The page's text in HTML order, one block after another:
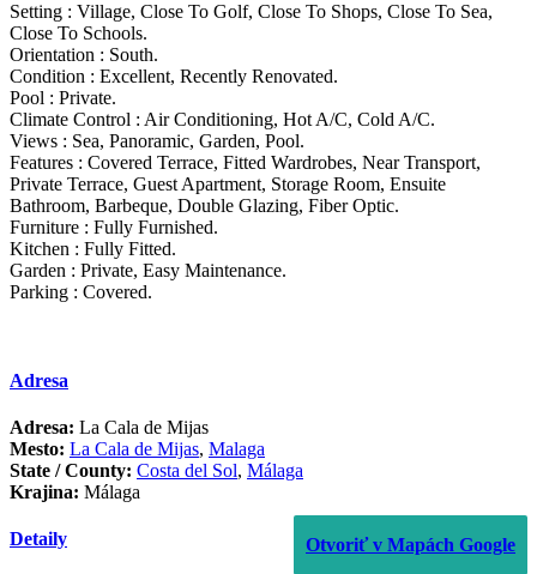
Setting : Village, Close To Golf, Close To Shops, Close To Sea,
Close To Schools.
Orientation : South.
Condition : Excellent, Recently Renovated.
Pool : Private.
Climate Control : Air Conditioning, Hot A/C, Cold A/C.
Views : Sea, Panoramic, Garden, Pool.
Features : Covered Terrace, ‌Fitted ‌Wardrobes, ‌Near ‌Transport,
‌Private Terrace, ‌Guest ‌Apartment, Storage ‌Room, Ensuite
‌Bathroom, Barbeque, Double ‌Glazing, ‌Fiber ‌Optic.
Furniture : Fully ‌Furnished.
Kitchen ‌: Fully Fitted.
Garden ‌: ‌Private, ‌Easy ‌Maintenance.
Parking ‌: ‌Covered.
Adresa
Adresa: La Cala de Mijas
Mesto: La Cala de Mijas, Malaga
State / County: Costa del Sol, Málaga
Krajina: Málaga
Otvoriť v Mapách Google
Detaily